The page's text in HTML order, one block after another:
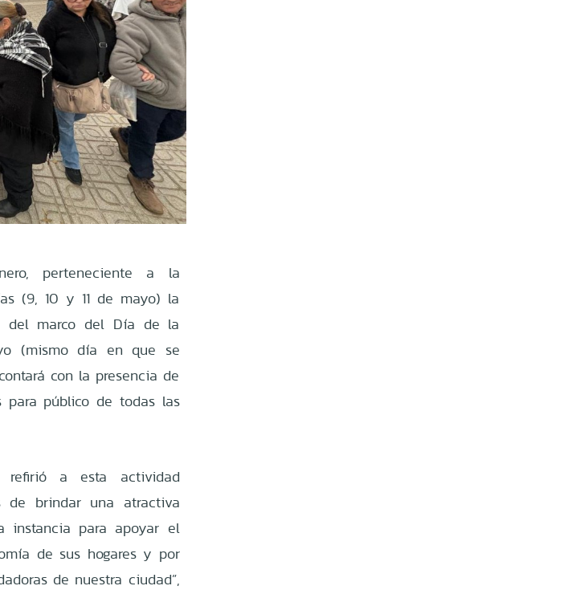
perteneciente a la
(9, 10 y 11 de mayo) la
del marco del Día de la
(mismo día en que se
con la presencia de
para público de todas las
refirió a esta actividad
de brindar una atractiva
instancia para apoyar el
de sus hogares y por
de nuestra ciudad”,